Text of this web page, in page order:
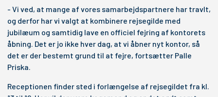
- Vi ved, at mange af vores samarbejdspartnere har travlt,
og derfor har vi valgt at kombinere rejsegilde med
jubilæum og samtidig lave en officiel fejring af kontorets
åbning. Det er jo ikke hver dag, at vi åbner nyt kontor, så
det er der bestemt grund til at fejre, fortsætter Palle
Priska.
Receptionen finder sted i forlængelse af rejsegildet fra kl.